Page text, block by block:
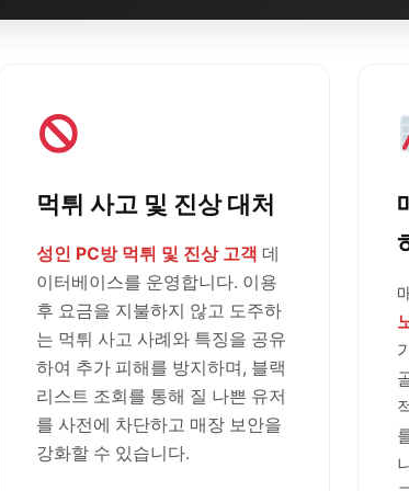
먹튀 사고 및 진상 대처
성인 PC방 먹튀 및 진상 고객 데
이터베이스를 운영합니다. 이용
후 요금을 지불하지 않고 도주하
는 먹튀 사고 사례와 특징을 공유
하여 추가 피해를 방지하며, 블랙
리스트 조회를 통해 질 나쁜 유저
를 사전에 차단하고 매장 보안을
강화할 수 있습니다.